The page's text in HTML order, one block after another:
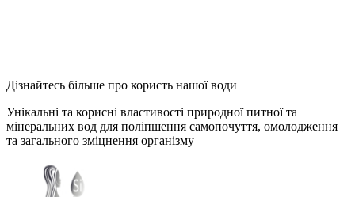
Дізнайтесь більше про користь нашої води
Унікальні та корисні властивості природної питної та
мінеральних вод для поліпшення самопочуття, омолодження
та загального зміцнення організму